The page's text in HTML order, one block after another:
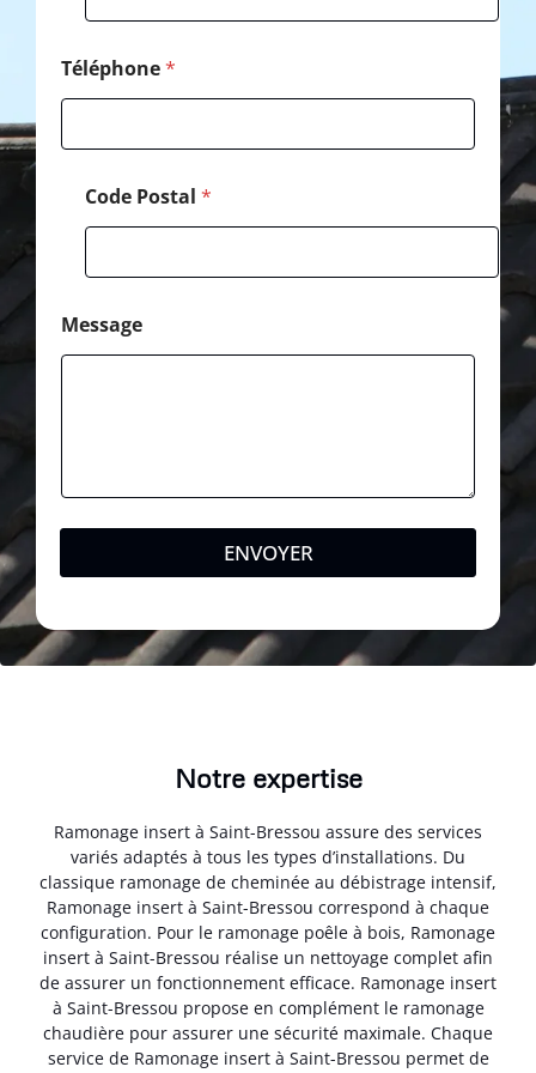
Téléphone*
Code Postal *
Message
ENVOYER
Notre expertise
Ramonage insert à Saint-Bressou assure des services
variés adaptés à tous les types d’installations. Du
classique ramonage de cheminée au débistrage intensif,
Ramonage insert à Saint-Bressou correspond à chaque
configuration. Pour le ramonage poêle à bois, Ramonage
insert à Saint-Bressou réalise un nettoyage complet afin
de assurer un fonctionnement efficace. Ramonage insert
à Saint-Bressou propose en complément le ramonage
chaudière pour assurer une sécurité maximale. Chaque
service de Ramonage insert à Saint-Bressou permet de